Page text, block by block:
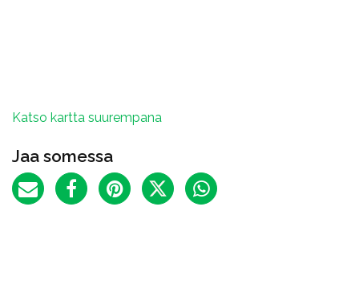
Katso kartta suurempana
Jaa somessa